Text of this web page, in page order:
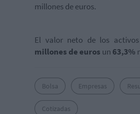
millones de euros.
El valor neto de los
millones de euros un 63,3%
Bolsa Empresas
Cotizadas